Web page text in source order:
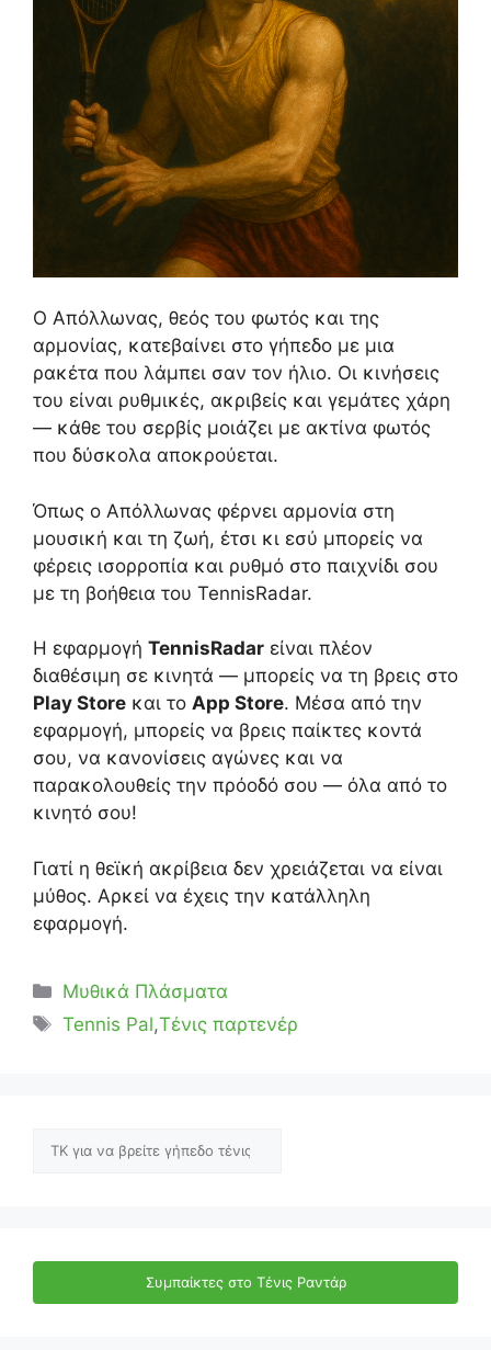
Ο Απόλλωνας, θεός του φωτός και της
αρμονίας, κατεβαίνει στο γήπεδο με μια
ρακέτα που λάμπει σαν τον ήλιο. Οι κινήσεις
του είναι ρυθμικές, ακριβείς και γεμάτες χάρη
— κάθε του σερβίς μοιάζει με ακτίνα φωτός
που δύσκολα αποκρούεται.
Όπως ο Απόλλωνας φέρνει αρμονία στη
μουσική και τη ζωή, έτσι κι εσύ μπορείς να
φέρεις ισορροπία και ρυθμό στο παιχνίδι σου
με τη βοήθεια του TennisRadar.
Η εφαρμογή TennisRadar είναι πλέον
διαθέσιμη σε κινητά — μπορείς να τη βρεις στο
Play Store και το App Store. Μέσα από την
εφαρμογή, μπορείς να βρεις παίκτες κοντά
σου, να κανονίσεις αγώνες και να
παρακολουθείς την πρόοδό σου — όλα από το
κινητό σου!
Γιατί η θεϊκή ακρίβεια δεν χρειάζεται να είναι
μύθος. Αρκεί να έχεις την κατάλληλη
εφαρμογή.
Κατηγορίες
Μυθικά Πλάσματα
Ετικέτες
Tennis Pal,Τένις παρτενέρ
Αναζήτηση
Συμπαίκτες στο Τένις Ραντάρ